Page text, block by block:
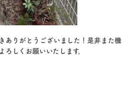
ありがとうございました！是非また機
ろしくお願いいたします。